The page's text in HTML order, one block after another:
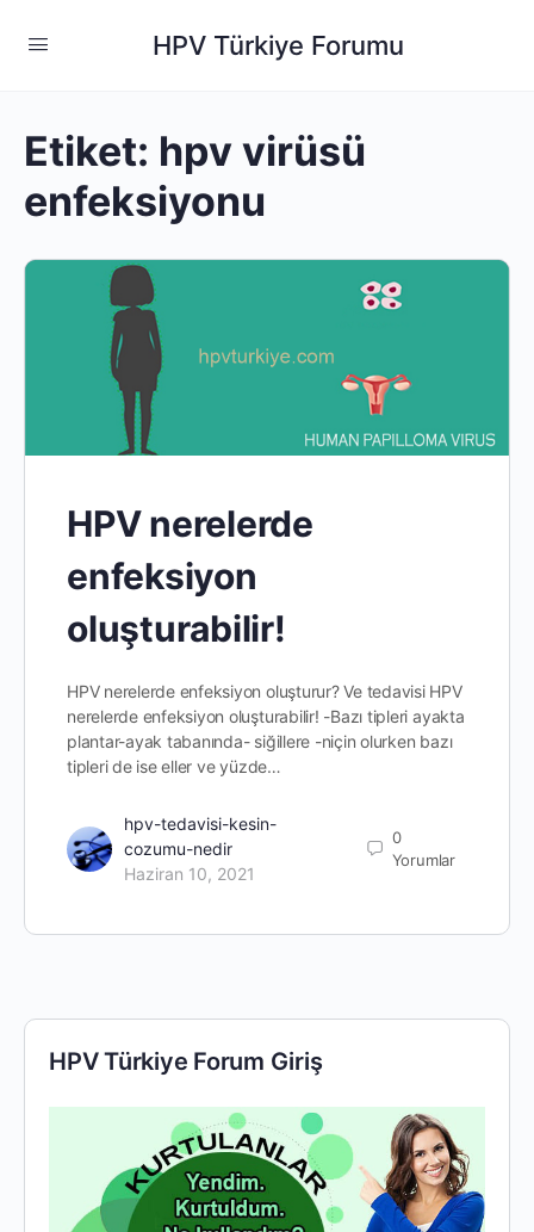
HPV Türkiye Forumu
Etiket: hpv virüsü
enfeksiyonu
HPV nerelerde
enfeksiyon
oluşturabilir!
HPV nerelerde enfeksiyon oluşturur? Ve tedavisi HPV
nerelerde enfeksiyon oluşturabilir! -Bazı tipleri ayakta
plantar-ayak tabanında- siğillere -niçin olurken bazı
tipleri de ise eller ve yüzde…
hpv-tedavisi-kesin-
cozumu-nedir
Haziran 10, 2021
0
Yorumlar
HPV Türkiye Forum Giriş